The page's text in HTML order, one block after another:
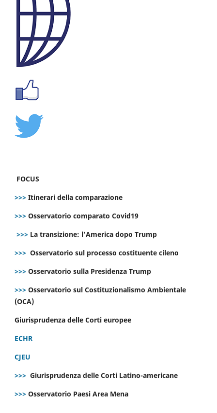
FOCUS
>>> Itinerari della comparazione
>>> Osservatorio comparato Covid19
>>> La transizione: l’America dopo Trump
>>> Osservatorio sul processo costituente cileno
>>> Osservatorio sulla Presidenza Trump
>>> Osservatorio sul Costituzionalismo Ambientale
(OCA)
Giurisprudenza delle Corti europee
ECHR
CJEU
>>> Giurisprudenza delle Corti Latino-americane
>>> Osservatorio Paesi Area Mena